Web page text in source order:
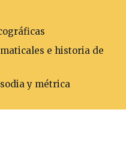
e historia de
y métrica